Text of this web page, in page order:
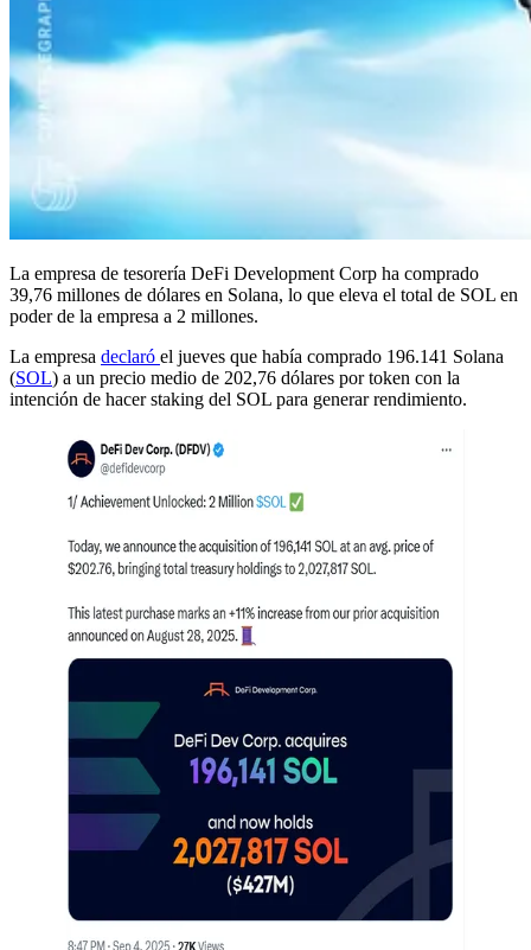
La empresa de tesorería DeFi Development Corp ha comprado
39,76 millones de dólares en Solana, lo que eleva el total de SOL en
poder de la empresa a 2 millones.
La empresa declaró el jueves que había comprado 196.141 Solana
(SOL) a un precio medio de 202,76 dólares por token con la
intención de hacer staking del SOL para generar rendimiento.